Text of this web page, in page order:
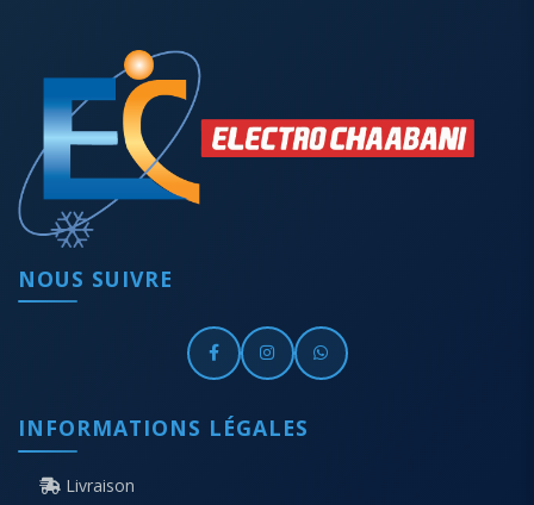
NOUS SUIVRE
INFORMATIONS LÉGALES
Livraison